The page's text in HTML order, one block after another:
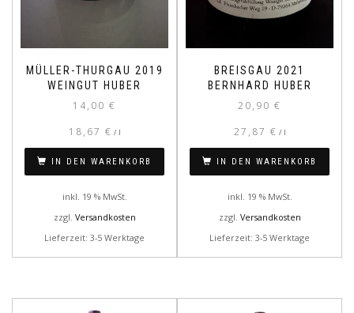
MÜLLER-THURGAU 2019
WEINGUT HUBER
14,00 €
18,67 € / l
IN DEN WARENKORB
inkl. 19 % MwSt.
zzgl. Versandkosten
Lieferzeit: 3-5 Werktage
BREISGAU 2021
BERNHARD HUBER
20,90 €
27,87 € / l
IN DEN WARENKORB
inkl. 19 % MwSt.
zzgl. Versandkosten
Lieferzeit: 3-5 Werktage